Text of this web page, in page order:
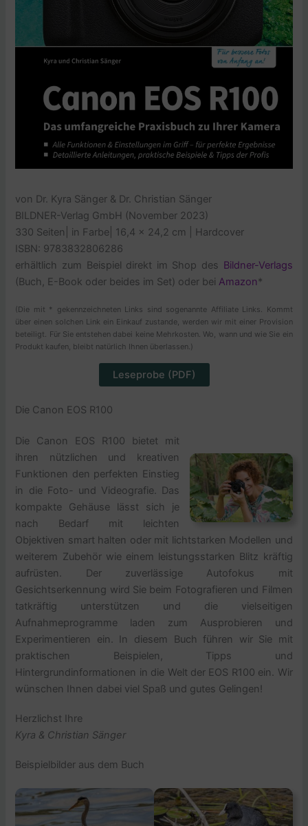
von Dr. Kyra Sänger & Dr. Christian Sänger
BILDNER-Verlag GmbH (November 2023)
330 Seiten
in Farbe | 16,4 x 24,2 cm | Hardcover
ISBN: 9783832806286
erhältlich zum Beispiel direkt im Shop des Bildner-Verlags
(Buch, E-Book oder beides im Set) oder beiAmazon*
(Die mit * gekennzeichneten Links sind sogenannte Affiliate Links. Kommt
über einen solchen Link ein Einkauf zustande, werden wir mit einer Provision
beteiligt. Für Sie entstehen dabei keine Mehrkosten. Wo, wann und wie Sie ein
Produkt kaufen, bleibt natürlich Ihnen überlassen.)
Leseprobe (PDF)
Die Canon EOS R100
Die Canon EOS R100 bietet mit
ihren nützlichen und kreativen
Funktionen den perfekten Einstieg
in die Foto- und Videografie. Das
kompakte Gehäuse lässt sich je
nach Bedarf mit leichten
Objektiven smart halten oder mit lichtstarken Modellen und
weiterem Zubehör wie einem leistungsstarken Blitz kräftig
aufrüsten. Der zuverlässige Autofokus mit
Gesichtserkennung wird Sie beim Fotografieren und Filmen
tatkräftig unterstützen und die vielseitigen
Aufnahmeprogramme laden zum Ausprobieren und
Experimentieren ein. In diesem Buch führen wir Sie mit
praktischen Beispielen, Tipps und
Hintergrundinformationen in die Welt der EOS R100 ein. Wir
wünschen Ihnen dabei viel Spaß und gutes Gelingen!
Herzlichst Ihre
Kyra & Christian Sänger
Beispielbilder aus dem Buch